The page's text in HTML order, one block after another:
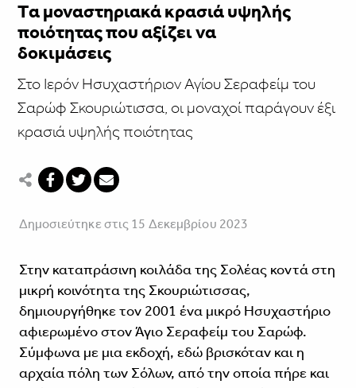
Tα μοναστηριακά κρασιά υψηλής
ποιότητας που αξίζει να
δοκιμάσεις
Στο Ιερόν Ησυχαστήριον Αγίου Σεραφείμ του
Σαρώφ Σκουριώτισσα, οι μοναχοί παράγουν έξι
κρασιά υψηλής ποιότητας
Δημοσιεύτηκε στις 15 Δεκεμβρίου 2023
Στην καταπράσινη κοιλάδα της Σολέας κοντά στη
μικρή κοινότητα της Σκουριώτισσας,
δημιουργήθηκε τον 2001 ένα μικρό Ησυχαστήριο
αφιερωμένο στον Άγιο Σεραφείμ του Σαρώφ.
Σύμφωνα με μια εκδοχή, εδώ βρισκόταν και η
αρχαία πόλη των Σόλων, από την οποία πήρε και